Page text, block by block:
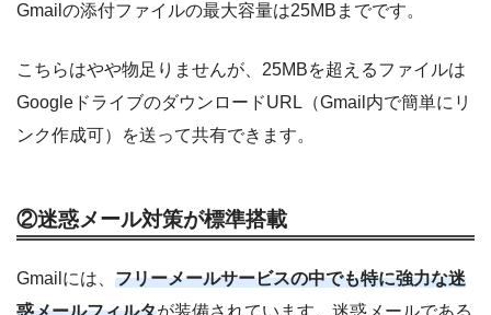
Gmailの添付ファイルの最大容量は25MBまでです。
こちらはやや物足りませんが、25MBを超えるファイルは
GoogleドライブのダウンロードURL（Gmail内で簡単にリ
ンク作成可）を送って共有できます。
②迷惑メール対策が標準搭載
Gmailには、 フリーメールサービスの中でも特に強力な迷
惑メールフィルタが装備されています。迷惑メールである